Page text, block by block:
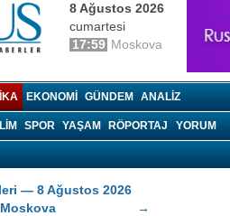
8 Ağustos 2026
cumartesi
17:59 Moskova
EKONOMI GÜNDEM ANALIZ
SPOR YAŞAM RÖPORTAJ YORUM
— 8 Ağustos 2026
Moskova
→